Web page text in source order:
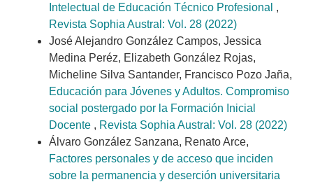
Intelectual de Educación Técnico Profesional ,
Revista Sophia Austral: Vol. 28 (2022)
José Alejandro González Campos, Jessica
Medina Peréz, Elizabeth González Rojas,
Micheline Silva Santander, Francisco Pozo Jaña,
Educación para Jóvenes y Adultos. Compromiso
social postergado por la Formación Inicial
Docente , Revista Sophia Austral: Vol. 28 (2022)
Álvaro González Sanzana, Renato Arce,
Factores personales y de acceso que inciden
sobre la permanencia y deserción universitaria